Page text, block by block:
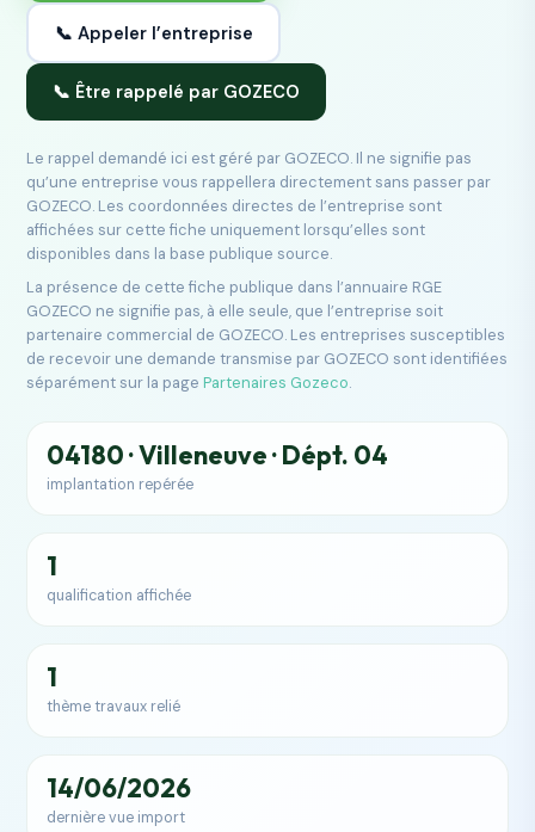
📞 Appeler l’entreprise
📞 Être rappelé par GOZECO
Le rappel demandé ici est géré par GOZECO. Il ne signifie pas
qu’une entreprise vous rappellera directement sans passer par
GOZECO. Les coordonnées directes de l’entreprise sont
affichées sur cette fiche uniquement lorsqu’elles sont
disponibles dans la base publique source.
La présence de cette fiche publique dans l’annuaire RGE
GOZECO ne signifie pas, à elle seule, que l’entreprise soit
partenaire commercial de GOZECO. Les entreprises susceptibles
de recevoir une demande transmise par GOZECO sont identifiées
séparément sur la pagePartenaires Gozeco.
04180 · Villeneuve · Dépt. 04
implantation repérée
1
qualification affichée
1
thème travaux relié
14/06/2026
dernière vue import